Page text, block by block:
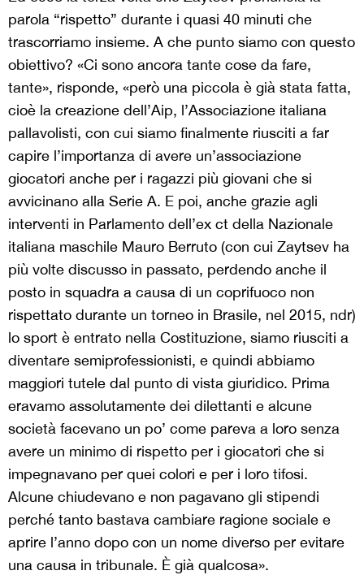
parola “rispetto” durante i quasi 40 minuti che
trascorriamo insieme. A che punto siamo con questo
obiettivo? «Ci sono ancora tante cose da fare,
tante», risponde, «però una piccola è già stata fatta,
cioè la creazione dell’Aip, l’Associazione italiana
pallavolisti, con cui siamo finalmente riusciti a far
capire l’importanza di avere un’associazione
giocatori anche per i ragazzi più giovani che si
avvicinano alla Serie A. E poi, anche grazie agli
interventi in Parlamento dell’ex ct della Nazionale
italiana maschile Mauro Berruto (con cui Zaytsev ha
più volte discusso in passato, perdendo anche il
posto in squadra a causa di un coprifuoco non
rispettato durante un torneo in Brasile, nel 2015, ndr)
lo sport è entrato nella Costituzione, siamo riusciti a
diventare semiprofessionisti, e quindi abbiamo
maggiori tutele dal punto di vista giuridico. Prima
eravamo assolutamente dei dilettanti e alcune
società facevano un po’ come pareva a loro senza
avere un minimo di rispetto per i giocatori che si
impegnavano per quei colori e per i loro tifosi.
Alcune chiudevano e non pagavano gli stipendi
perché tanto bastava cambiare ragione sociale e
aprire l’anno dopo con un nome diverso per evitare
una causa in tribunale. È già qualcosa».